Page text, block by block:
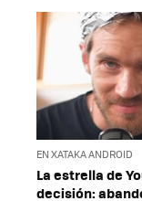
EN XATAKA ANDROID
La estrella de
decisión: